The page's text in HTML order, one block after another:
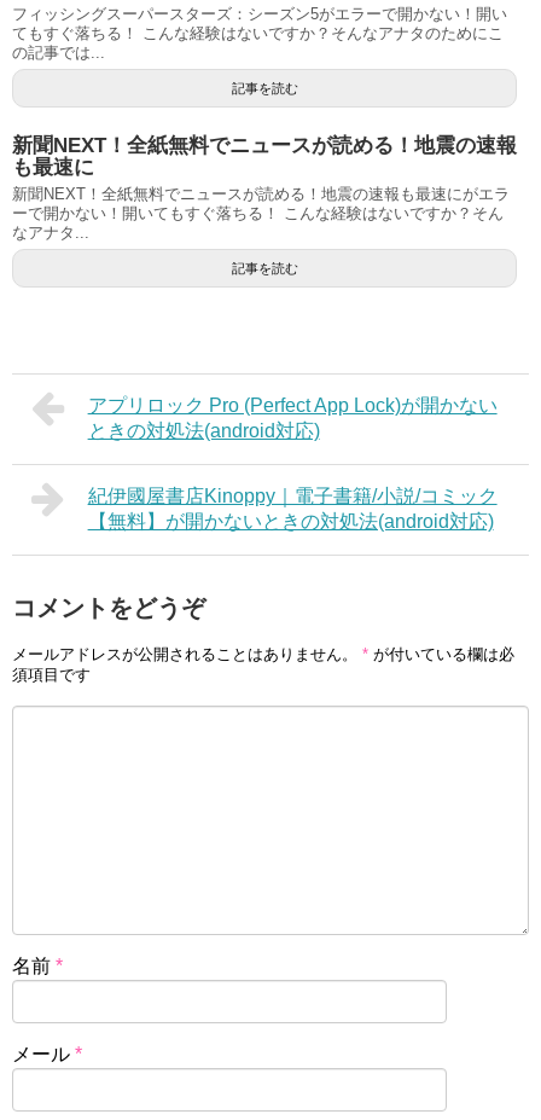
フィッシングスーパースターズ：シーズン5がエラーで開かない！開い
てもすぐ落ちる！ こんな経験はないですか？そんなアナタのためにこ
の記事では...
記事を読む
新聞NEXT！全紙無料でニュースが読める！地震の速報
も最速に
新聞NEXT！全紙無料でニュースが読める！地震の速報も最速にがエラ
ーで開かない！開いてもすぐ落ちる！ こんな経験はないですか？そん
なアナタ...
記事を読む
アプリロック Pro (Perfect App Lock)が開かない
ときの対処法(android対応)
紀伊國屋書店Kinoppy｜電子書籍/小説/コミック
【無料】が開かないときの対処法(android対応)
コメントをどうぞ
メールアドレスが公開されることはありません。 * が付いている欄は必
須項目です
名前 *
メール *